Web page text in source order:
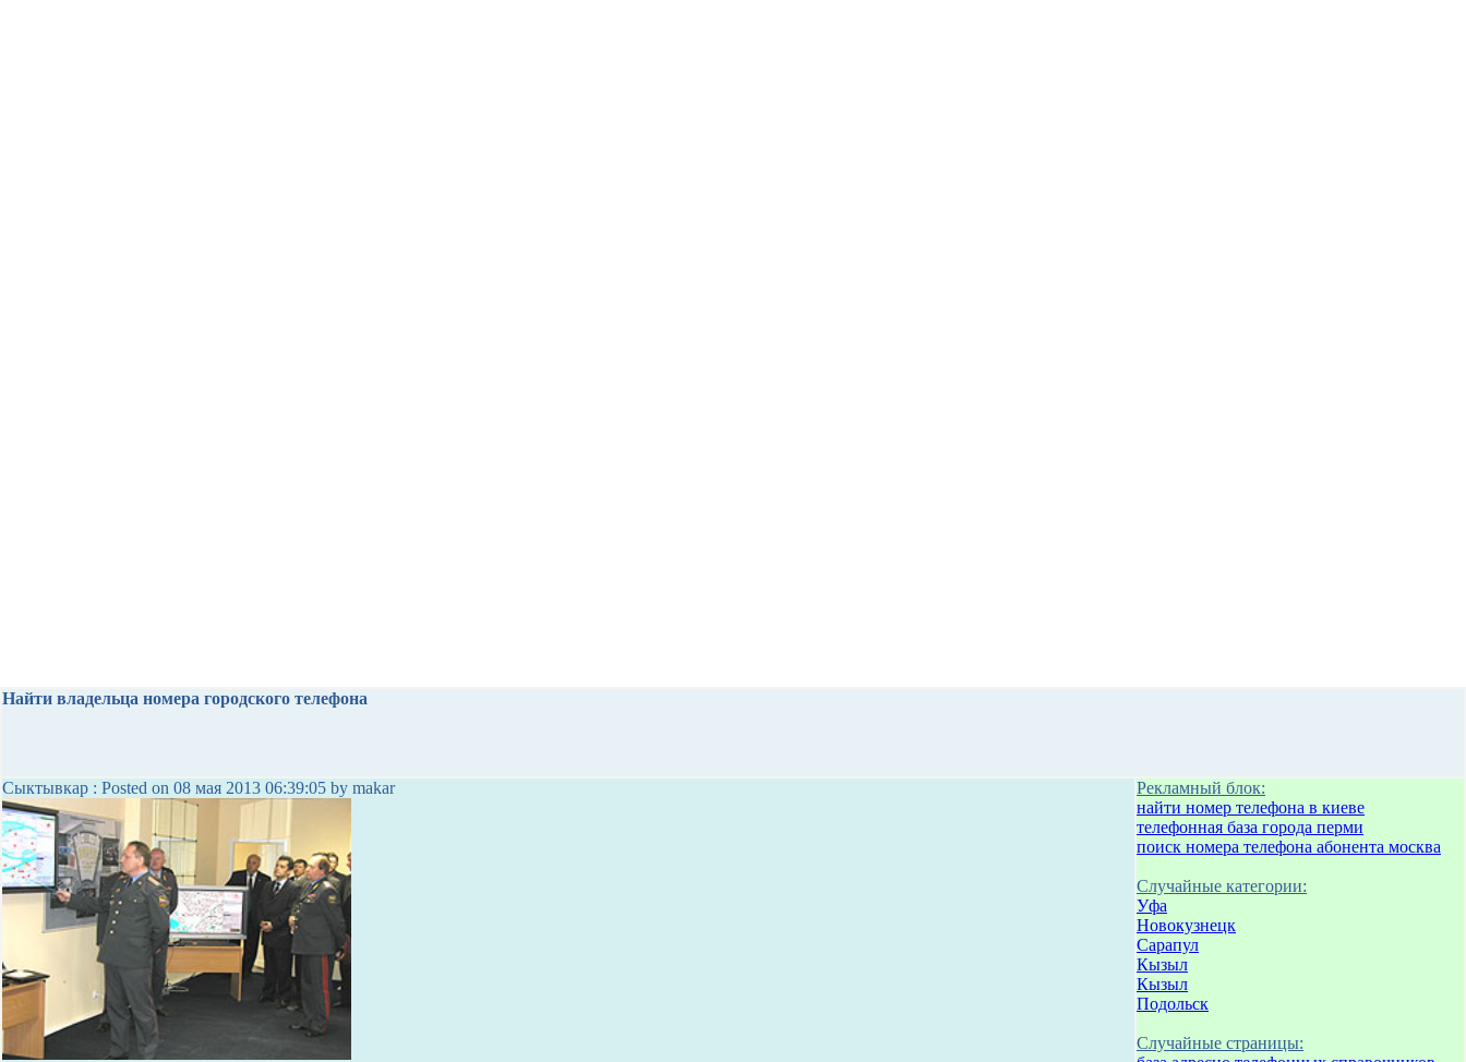
Найти владельца номера городского телефона
Сыктывкар : Posted on 08 мая 2013 06:39:05 by makar
Рекламный блок:
найти номер телефона в киеве
телефонная база города перми
поиск номера телефона абонента москва
Случайные категории:
Уфа
Новокузнецк
Сарапул
Кызыл
Кызыл
Подольск
Случайные страницы: